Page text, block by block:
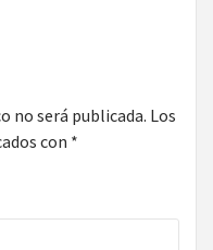
no será publicada. Los
con *